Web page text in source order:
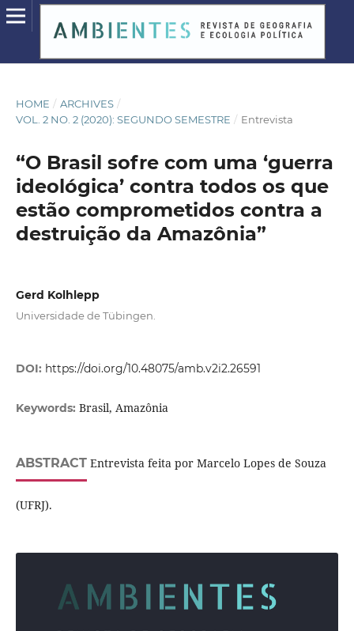
HOME / ARCHIVES /
VOL. 2 NO. 2 (2020): SEGUNDO SEMESTRE / Entrevista
“O Brasil sofre com uma ‘guerra
ideológica’ contra todos os que
estão comprometidos contra a
destruição da Amazônia”
Gerd Kolhlepp
Universidade de Tübingen.
DOI: https://doi.org/10.48075/amb.v2i2.26591
Keywords: Brasil, Amazônia
ABSTRACTEntrevista feita por Marcelo Lopes de Souza
(UFRJ).